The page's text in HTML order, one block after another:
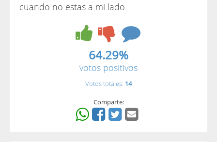
cuando no estas a mi lado
64.29%
votos positivos
Votos totales: 14
Comparte: